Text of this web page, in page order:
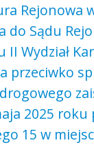
Rejonowa
do Sądu
II Wydział
przeciwko
2025 roku
15 w